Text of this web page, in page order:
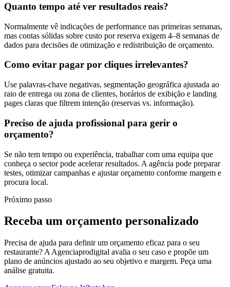
Quanto tempo até ver resultados reais?
Normalmente vê indicações de performance nas primeiras semanas,
mas contas sólidas sobre custo por reserva exigem 4–8 semanas de
dados para decisões de otimização e redistribuição de orçamento.
Como evitar pagar por cliques irrelevantes?
Use palavras-chave negativas, segmentação geográfica ajustada ao
raio de entrega ou zona de clientes, horários de exibição e landing
pages claras que filtrem intenção (reservas vs. informação).
Preciso de ajuda profissional para gerir o
orçamento?
Se não tem tempo ou experiência, trabalhar com uma equipa que
conheça o sector pode acelerar resultados. A agência pode preparar
testes, otimizar campanhas e ajustar orçamento conforme margem e
procura local.
Próximo passo
Receba um orçamento personalizado
Precisa de ajuda para definir um orçamento eficaz para o seu
restaurante? A Agenciaprodigital avalia o seu caso e propõe um
plano de anúncios ajustado ao seu objetivo e margem. Peça uma
análise gratuita.